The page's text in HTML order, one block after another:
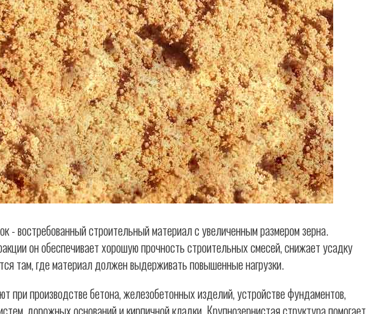
- востребованный строительный материал с увеличенным размером зерна.
он обеспечивает хорошую прочность строительных смесей, снижает усадку
там, где материал должен выдерживать повышенные нагрузки.
при производстве бетона, железобетонных изделий, устройстве фундаментов,
дорожных оснований и кирпичной кладки. Крупнозернистая структура помогает